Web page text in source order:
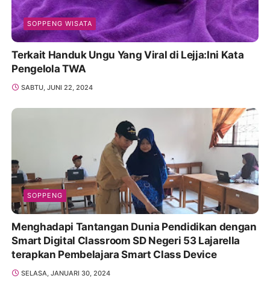
SOPPENG WISATA
Terkait Handuk Ungu Yang Viral di Lejja:Ini Kata
Pengelola TWA
SABTU, JUNI 22, 2024
SOPPENG
Menghadapi Tantangan Dunia Pendidikan dengan
Smart Digital Classroom SD Negeri 53 Lajarella
terapkan Pembelajara Smart Class Device
SELASA, JANUARI 30, 2024